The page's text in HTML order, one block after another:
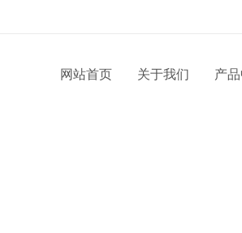
网站首页 关于我们 产